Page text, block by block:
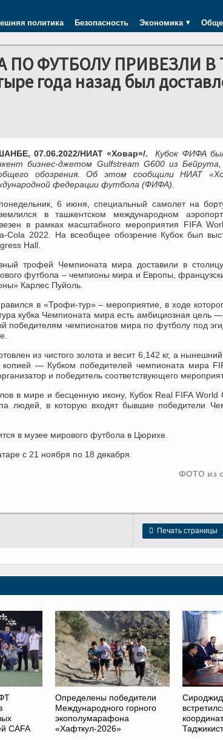
политика Безопасность Экономика
ПО ФУТБОЛУ ПРИВЕЗЛИ В
года назад был
07.06.2022/НИАТ «Ховар»/. Кубок ФИФА
бизнес-джетом Gulfstream G600 из
обозрения. Об этом сообщили НИАТ
федерации футбола (ФИФА).
6 июня, специальный самолет на
в ташкентском международном
в рамках масштабного мероприятия FIFA
Cola 2022. На всеобщее обозрение Кубок был
Hall.
трофей Чемпионата мира доставили в
футбола – чемпионы мира и Европы,
Карлес Пуйоль.
в «Трофи-тур» – мероприятие, в ходе
кубка Чемпионата мира есть амбициозная цель
победителям чемпионатов мира по футболу под
из чистого золота и весит 6,142 кг, а
копией — Кубком победителей чемпионата мира
и победитель соответствующего
в мире и бесценную икону, Кубок Real FIFA
людей, в которую входят бывшие победители
в музее мирового футбола в Цюрихе.
с 21 ноября по 18 декабря.
ФОТО из
 Печать страницы
CAFA
Определены победители
Международного горного
экополумарафона
«Хафткул-2026»